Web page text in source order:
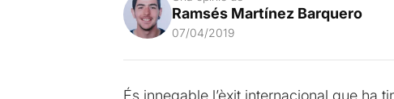
Ramsés Martínez Barquero
07/04/2019
És innegable l’èxit internacional que ha